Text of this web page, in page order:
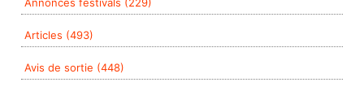
Articles (493)
Avis de sortie (448)